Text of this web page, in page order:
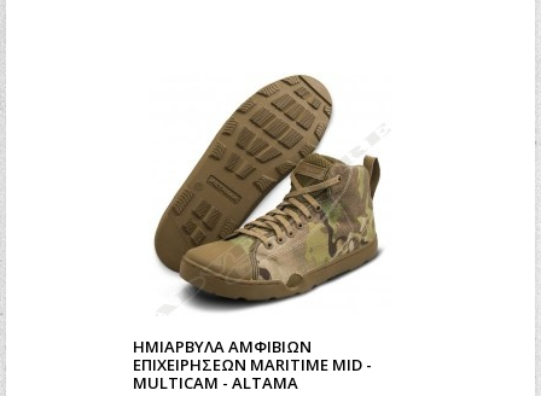
ΗΜΙΆΡΒΥΛΑ ΑΜΦΊΒΙΩΝ
ΕΠΙΧΕΙΡΉΣΕΩΝ MARITIME MID -
MULTICAM - ALTAMA